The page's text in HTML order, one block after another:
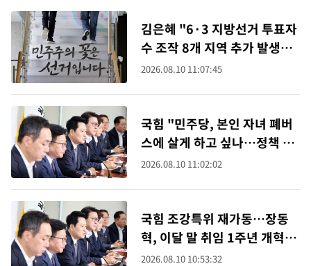
김은혜 "6·3 지방선거 투표자
수 조작 8개 지역 추가 발생…
최소 4만표 이상"
2026.08.10 11:07:45
국힘 "민주당, 본인 자녀 폐버
스에 살게 하고 싶나…정책 아
닌 조롱"
2026.08.10 11:02:02
국힘 조강특위 재가동…장동
혁, 이달 말 취임 1주년 개혁안
발표
2026.08.10 10:53:32